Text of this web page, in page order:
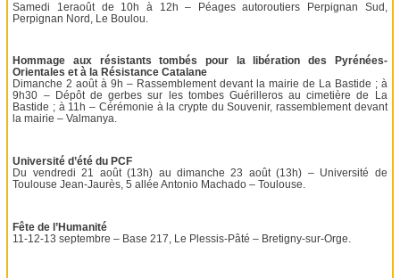
Samedi 1eraoût de 10h à 12h – Péages autoroutiers Perpignan Sud,
Perpignan Nord, Le Boulou.
Hommage aux résistants tombés pour la libération des Pyrénées-
Orientales et à la Résistance Catalane
Dimanche 2 août à 9h – Rassemblement devant la mairie de La Bastide ; à
9h30 – Dépôt de gerbes sur les tombes Guérilleros au cimetière de La
Bastide ; à 11h – Cérémonie à la crypte du Souvenir, rassemblement devant
la mairie – Valmanya.
Université d’été du PCF
Du vendredi 21 août (13h) au dimanche 23 août (13h) – Université de
Toulouse Jean-Jaurès, 5 allée Antonio Machado – Toulouse.
Fête de l’Humanité
11-12-13 septembre – Base 217, Le Plessis-Pâté – Bretigny-sur-Orge.